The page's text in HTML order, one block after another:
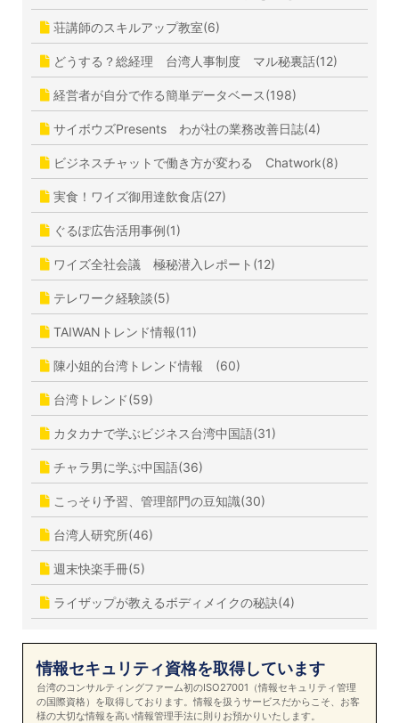
荘講師のスキルアップ教室(6)
どうする？総経理 台湾人事制度 マル秘裏話(12)
経営者が自分で作る簡単データベース(198)
サイボウズPresents わが社の業務改善日誌(4)
ビジネスチャットで働き方が変わる Chatwork(8)
実食！ワイズ御用達飲食店(27)
ぐるぽ広告活用事例(1)
ワイズ全社会議 極秘潜入レポート(12)
テレワーク経験談(5)
TAIWANトレンド情報(11)
陳小姐的台湾トレンド情報 (60)
台湾トレンド(59)
カタカナで学ぶビジネス台湾中国語(31)
チャラ男に学ぶ中国語(36)
こっそり予習、管理部門の豆知識(30)
台湾人研究所(46)
週末快楽手冊(5)
ライザップが教えるボディメイクの秘訣(4)
情報セキュリティ資格を取得しています
台湾のコンサルティングファーム初のISO27001（情報セキュリティ管理
の国際資格）を取得しております。情報を扱うサービスだからこそ、お客
様の大切な情報を高い情報管理手法に則りお預かりいたします。